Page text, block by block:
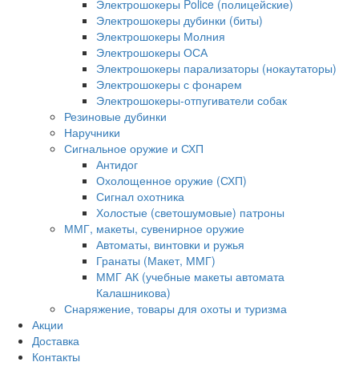
Электрошокеры Police (полицейские)
Электрошокеры дубинки (биты)
Электрошокеры Молния
Электрошокеры ОСА
Электрошокеры парализаторы (нокаутаторы)
Электрошокеры с фонарем
Электрошокеры-отпугиватели собак
Резиновые дубинки
Наручники
Сигнальное оружие и СХП
Антидог
Охолощенное оружие (СХП)
Сигнал охотника
Холостые (светошумовые) патроны
ММГ, макеты, сувенирное оружие
Автоматы, винтовки и ружья
Гранаты (Макет, ММГ)
ММГ АК (учебные макеты автомата
Калашникова)
Снаряжение, товары для охоты и туризма
Акции
Доставка
Контакты